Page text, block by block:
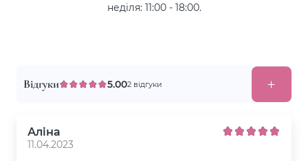
неділя: 11:00 - 18:00.
Відгуки 5.002 відгуки
Аліна
11.04.2023